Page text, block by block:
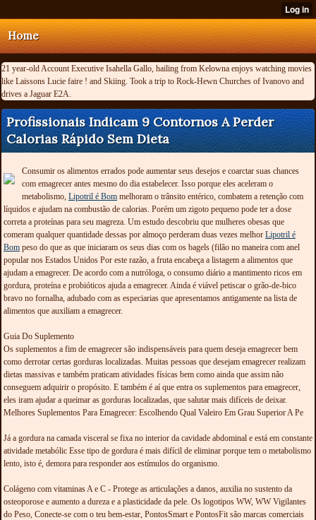
Home
21 year-old Account Executive Isahella Gallo, hailing from Kelowna enjoys watching movies
like Laissons Lucie faire ! and Skiing. Took a trip to Rock-Hewn Churches of Ivanovo and
drives a Jaguar E2A.
Profissionais Indicam 9 Contornos A Perder
Calorias Rápido Sem Dieta
Consumir os alimentos errados pode aumentar seus desejos e coarctar suas chances
com emagrecer antes mesmo do dia estabelecer. Isso porque eles aceleram o
metabolismo, Lipotril é Bom melhoram o trânsito entérico, combatem a retenção com
líquidos e ajudam na combustão de calorias. Porém um zigoto pequeno pode ter a dose
correta a proteínas para seu magreza. Um estudo descobriu que mulheres obesas que
comeram qualquer quantidade dessas por almoço perderam duas vezes melhor Lipotril é
Bom peso do que as que iniciaram os seus dias com os bagels (filão no maneira com anel
popular nos Estados Unidos Por este razão, a fruta encabeça a listagem a alimentos que
ajudam a emagrecer. De acordo com a nutróloga, o consumo diário a mantimento ricos em
gordura, proteína e probióticos ajuda a emagrecer. Ainda é viável petiscar o grão-de-bico
bravo no fornalha, adubado com as especiarias que apresentamos antigamente na lista de
alimentos que auxiliam a emagrecer.
Guia Do Suplemento
Os suplementos a fim de emagrecer são indispensáveis para quem deseja emagrecer bem
como derrotar certas gorduras localizadas. Muitas pessoas que desejam emagrecer realizam
dietas massivas e também praticam atividades físicas bem como ainda que assim não
conseguem adquirir o propósito. E também é aí que entra os suplementos para emagrecer,
eles iram ajudar a queimar as gorduras localizadas, que salutar mais difíceis de deixar.
Melhores Suplementos Para Emagrecer: Escolhendo Qual Valeiro Em Grau Superior A Pe
Já a gordura na camada visceral se fixa no interior da cavidade abdominal e está em constante
atividade metabólic Esse tipo de gordura é mais difícil de eliminar porque tem o metabolismo
lento, isto é, demora para responder aos estímulos do organismo.
Colágeno com vitaminas A e C - Protege as articulações a danos, auxilia no sustento da
osteoporose e aumento a dureza e a plasticidade da pele. Os logotipos WW, WW Vigilantes
do Peso, Conecte-se com o teu bem-estar, PontosSmart e PontosFit são marcas comerciais